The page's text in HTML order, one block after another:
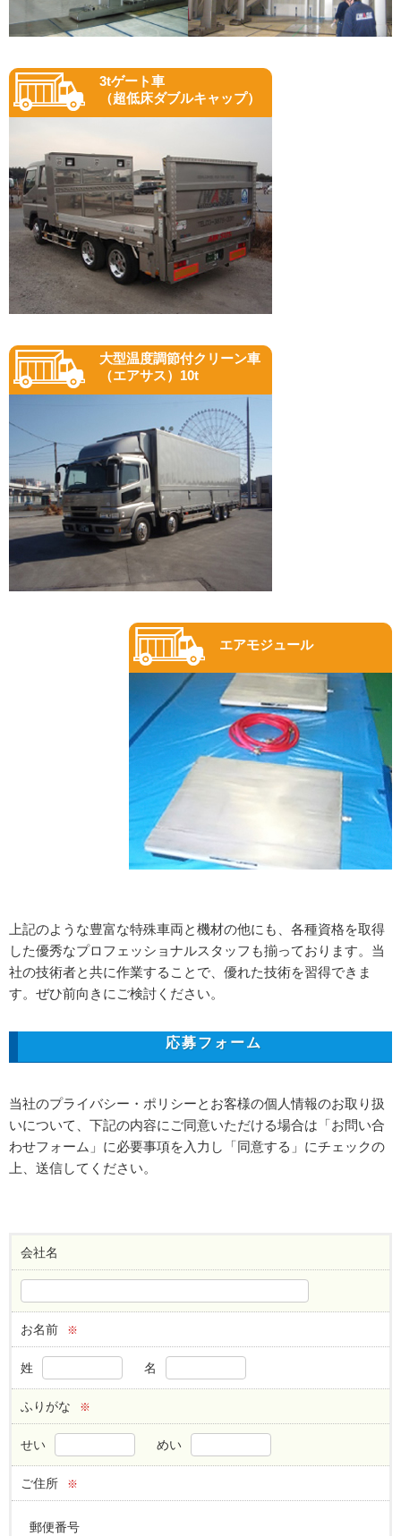
3tゲート車
（超低床ダブルキャップ）
大型温度調節付クリーン車
（エアサス）10t
エアモジュール
上記のような豊富な特殊車両と機材の他にも、各種資格を取得
した優秀なプロフェッショナルスタッフも揃っております。当
社の技術者と共に作業することで、優れた技術を習得できま
す。ぜひ前向きにご検討ください。
応募フォーム
当社のプライバシー・ポリシーとお客様の個人情報のお取り扱
いについて、下記の内容にご同意いただける場合は「お問い合
わせフォーム」に必要事項を入力し「同意する」にチェックの
上、送信してください。
会社名
お名前 ※
姓 名
ふりがな ※
せい めい
ご住所 ※
郵便番号